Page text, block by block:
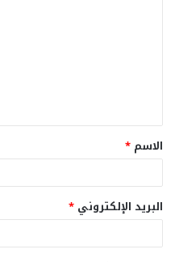
ق
*
الاسم *
البريد الإلكتروني *